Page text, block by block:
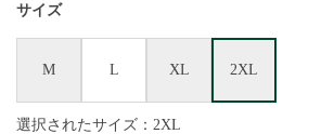
サイズ
M L XL 2XL
選択されたサイズ：2XL